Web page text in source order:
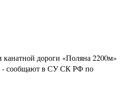
канатной дороги «Поляна 2200м»
- сообщают в СУ СК РФ по